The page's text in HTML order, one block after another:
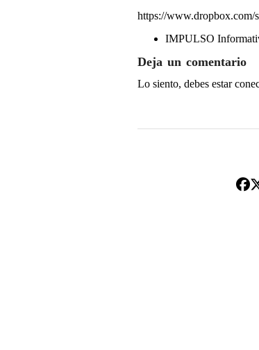
https://www.dropbox.com/
IMPULSO
Deja un comentario
Lo siento, debes estar